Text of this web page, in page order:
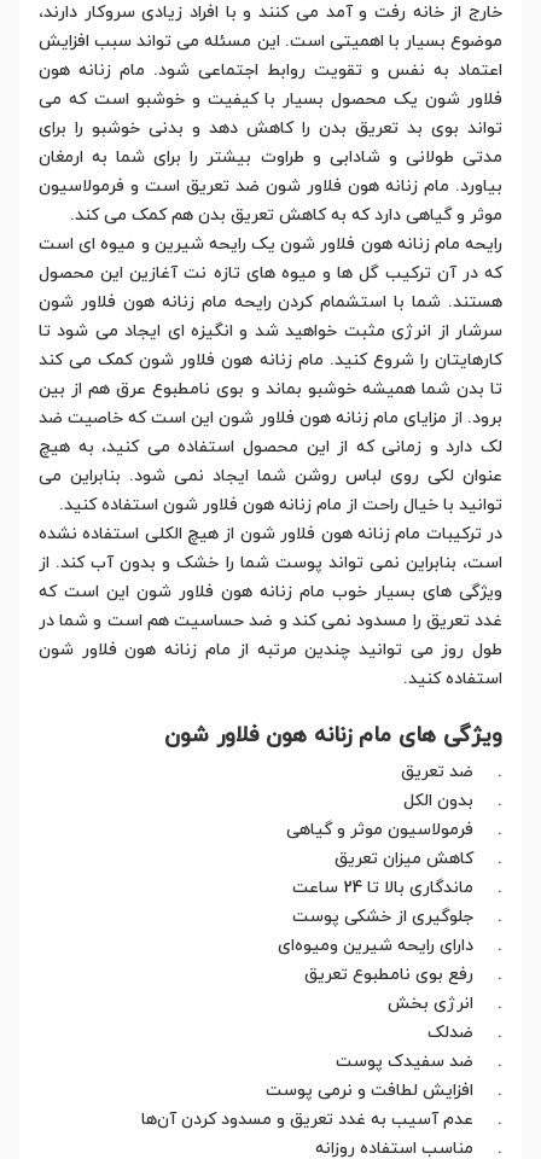
خارج از خانه رفت و آمد می کنند و با افراد زیادی سروکار دارند،
موضوع بسیار با اهمیتی است. این مسئله می تواند سبب افزایش
اعتماد به نفس و تقویت روابط اجتماعی شود. مام زنانه هون
فلاور شون یک محصول بسیار با کیفیت و خوشبو است که می
تواند بوی بد تعریق بدن را کاهش دهد و بدنی خوشبو را برای
مدتی طولانی و شادابی و طراوت بیشتر را برای شما به ارمغان
بیاورد. مام زنانه هون فلاور شون ضد تعریق است و فرمولاسیون
موثر و گیاهی دارد که به کاهش تعریق بدن هم کمک می کند.
رایحه مام زنانه هون فلاور شون یک رایحه شیرین و میوه ای است
که در آن ترکیب گل ها و میوه های تازه نت آغازین این محصول
هستند. شما با استشمام کردن رایحه مام زنانه هون فلاور شون
سرشار از انرژی مثبت خواهید شد و انگیزه ای ایجاد می شود تا
کارهایتان را شروع کنید. مام زنانه هون فلاور شون کمک می کند
تا بدن شما همیشه خوشبو بماند و بوی نامطبوع عرق هم از بین
برود. از مزایای مام زنانه هون فلاور شون این است که خاصیت ضد
لک دارد و زمانی که از این محصول استفاده می کنید، به هیچ
عنوان لکی روی لباس روشن شما ایجاد نمی شود. بنابراین می
توانید با خیال راحت از مام زنانه هون فلاور شون استفاده کنید.
در ترکیبات مام زنانه هون فلاور شون از هیچ الکلی استفاده نشده
است، بنابراین نمی تواند پوست شما را خشک و بدون آب کند. از
ویژگی های بسیار خوب مام زنانه هون فلاور شون این است که
غدد تعریق را مسدود نمی کند و ضد حساسیت هم است و شما در
طول روز می توانید چندین مرتبه از مام زنانه هون فلاور شون
استفاده کنید.
ویژگی های مام زنانه هون فلاور شون
. ضد تعریق
. بدون الکل
. فرمولاسیون موثر و گیاهی
. کاهش میزان تعریق
. ماندگاری بالا تا 24 ساعت
. جلوگیری از خشکی پوست
. دارای رایحه شیرین ومیوه‌ای
. رفع بوی نامطبوع تعریق
. انرژی بخش
. ضدلک
. ضد سفیدک پوست
. افزایش لطافت و نرمی پوست
. عدم آسیب به غدد تعریق و مسدود کردن آن‌ها
. مناسب استفاده روزانه